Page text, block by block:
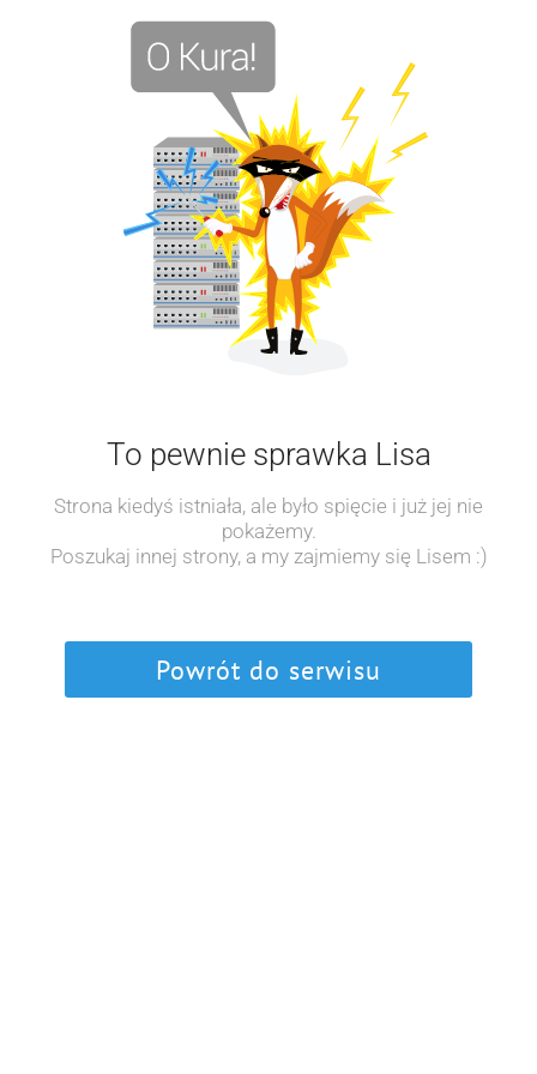
To pewnie sprawka Lisa
Strona kiedyś istniała, ale było spięcie i już jej nie
pokażemy.
Poszukaj innej strony, a my zajmiemy się Lisem :)
Powrót do serwisu